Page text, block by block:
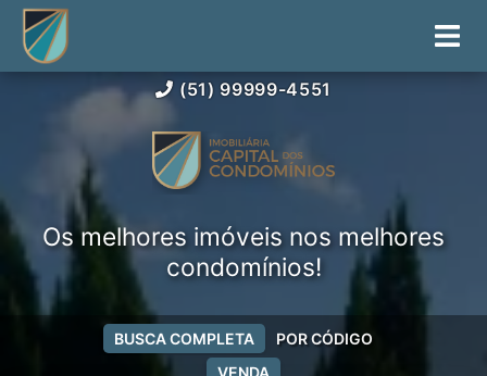
(51) 99999-4551
Os melhores imóveis nos melhores
condomínios!
VENDA
BUSCA COMPLETA POR CÓDIGO